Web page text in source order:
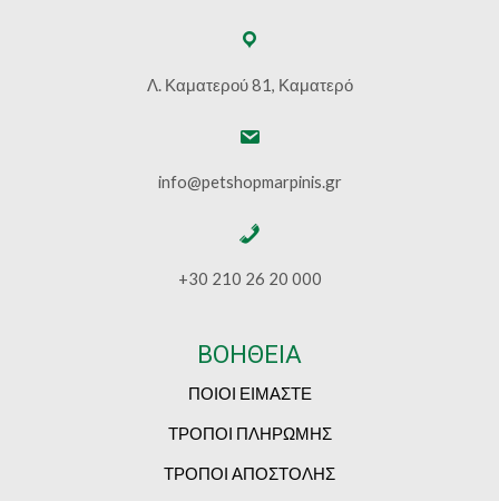
Λ. Καματερού 81, Καματερό
info@petshopmarpinis.gr
+30 210 26 20 000
ΒΟΗΘΕΙΑ
ΠΟΙΟΙ ΕΙΜΑΣΤΕ
ΤΡΟΠΟΙ ΠΛΗΡΩΜΗΣ
ΤΡΟΠΟΙ ΑΠΟΣΤΟΛΗΣ